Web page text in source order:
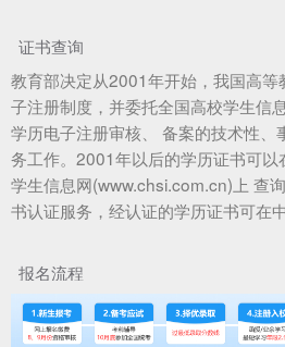
证书查询
教育部决定从2001年开始，我国高
子注册制度，并委托全国高校学生信
学历电子注册审核、 备案的技术性、
务工作。2001年以后的学历证书可
学生信息网(www.chsi.com.cn)上 查
书认证服务，经认证的学历证书可在
报名流程